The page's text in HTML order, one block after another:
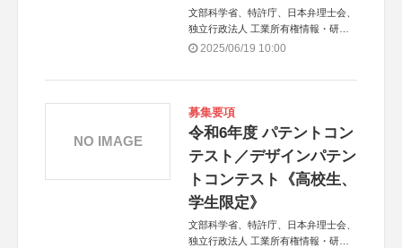
文部科学省、特許庁、日本弁理士会、
独立行政法人 工業所有権情報・研修
館（INPIT）
2025/06/19 10:00
募集要項
令和6年度 パテントコン
テスト／デザインパテン
トコンテスト《高校生、
学生限定》
文部科学省、特許庁、日本弁理士会、
独立行政法人 工業所有権情報・研修
NO IMAGE